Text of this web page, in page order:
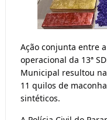
Ação conjunta entre
operacional da 13ª
Municipal resultou
11 quilos de
sintéticos.